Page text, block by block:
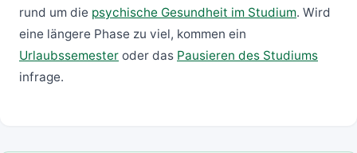
rund um die psychische Gesundheit im Studium. Wird
eine längere Phase zu viel, kommen ein
Urlaubssemester oder das Pausieren des Studiums
infrage.